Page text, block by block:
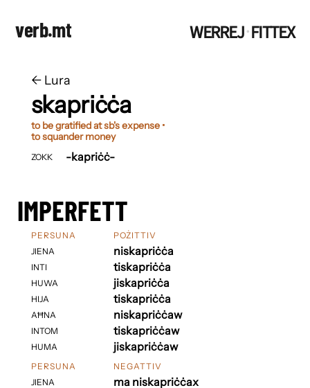
verb.mt WERREJ·FITTEX
← ​​Lura
skapriċċa
to be gratified at sb's expense •
to squander money
ZOKK -kapriċċ-
IMPERFETT
PERSUNA
JIENA
INTI
HUWA
HIJA
AĦNA
INTOM
HUMA
POŻITTIV
niskapriċċa
tiskapriċċa
jiskapriċċa
tiskapriċċa
niskapriċċaw
tiskapriċċaw
jiskapriċċaw
PERSUNA
JIENA
NEGATTIV
ma niskapriċċax